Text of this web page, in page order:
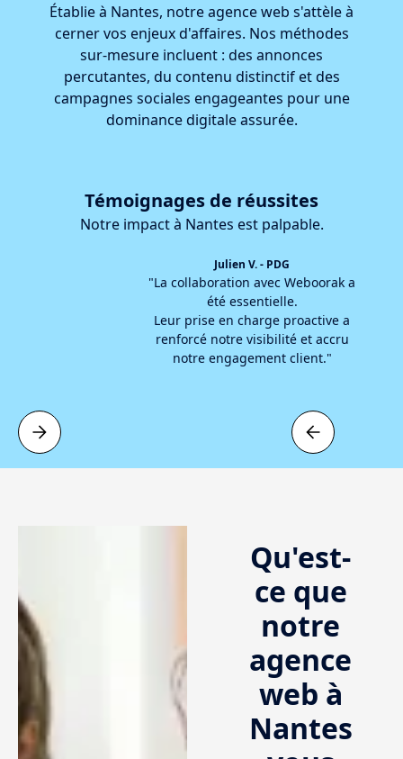
Établie à Nantes, notre agence web s'attèle à
cerner vos enjeux d'affaires. Nos méthodes
sur-mesure incluent : des annonces
percutantes, du contenu distinctif et des
campagnes sociales engageantes pour une
dominance digitale assurée.
Témoignages de réussites
Notre impact à Nantes est palpable.
Julien V. - PDG
"La collaboration avec Weboorak a
été essentielle.
Leur prise en charge proactive a
renforcé notre visibilité et accru
notre engagement client."
Qu'est-
ce que
notre
agence
web à
Nantes